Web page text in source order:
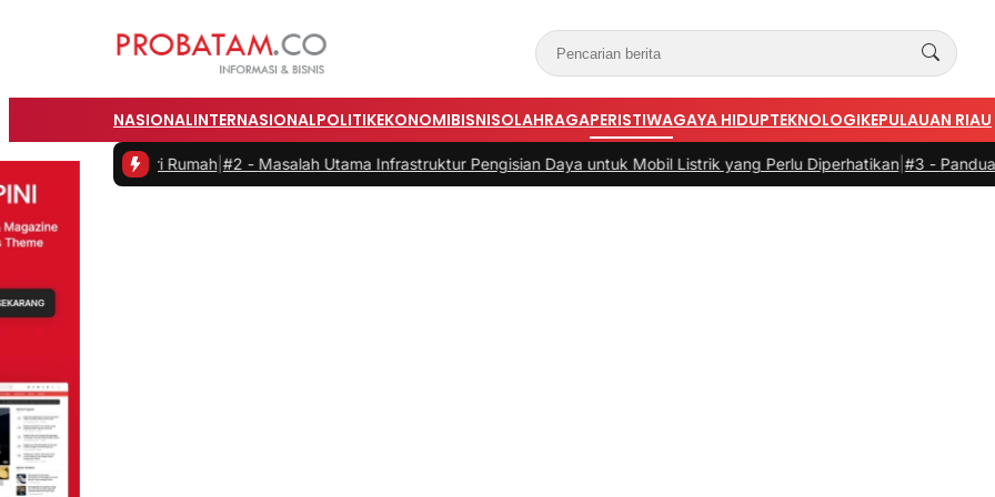
NASIONALINTERNASIONALPOLITIKEKONOMIBISNISOLAHRAGAPERISTIWAGAYA HIDUPTEKNOLOGIKEPULAUAN RIAU
Rumah|#2 - Masalah Utama Infrastruktur Pengisian Daya untuk Mobil Listrik yang Perlu Diperhatikan|#3 -Panduan Belanja Online